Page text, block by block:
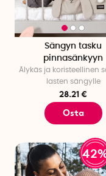
Sängyn tasku
pinnasänkyyn
Älykäs ja koristeellinen
lasten sängylle
28.21 €
Osta